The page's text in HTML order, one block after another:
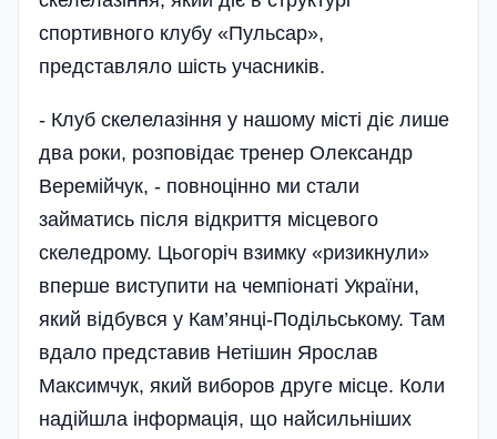
спортивного клубу «Пульсар»,
представляло шість учасників.
- Клуб скелелазіння у нашому місті діє лише
два роки, розповідає тренер Олександр
Веремі­йчук, - повноцінно ми стали
займатись після відкриття місцевого
скеледрому. Цьогоріч взимку «ризикнули»
вперше виступити на чемпіонаті України,
який відбувся у Кам’янці-Подільському. Там
вдало представив Нетішин Ярослав
Максимчук, який виборов друге місце. Коли
наді­йшла інформація, що найсильніших